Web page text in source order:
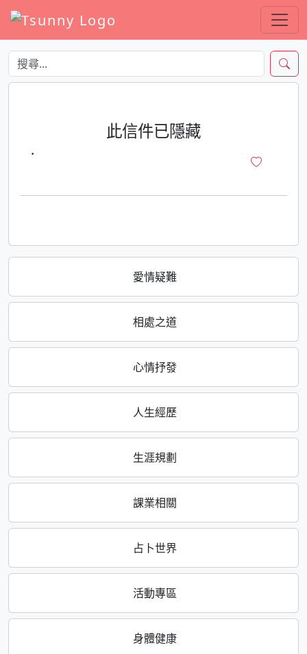
愛情疑難
相處之道
心情抒發
人生經歷
生涯規劃
課業相關
占卜世界
活動專區
身體健康
此信件已隱藏
·